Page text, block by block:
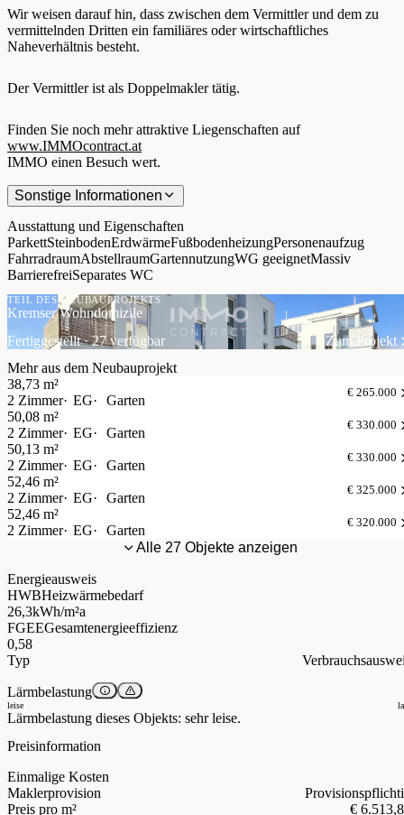
Wir weisen darauf hin, dass zwischen dem Vermittler und dem zu
vermittelnden Dritten ein familiäres oder wirtschaftliches
Naheverhältnis besteht.
Der Vermittler ist als Doppelmakler tätig.
Finden Sie noch mehr attraktive Liegenschaften auf
www.IMMOcontract.at
IMMO einen Besuch wert.
Sonstige Informationen
Ausstattung und Eigenschaften
ParkettSteinbodenErdwärmeFußbodenheizungPersonenaufzug
FahrradraumAbstellraumGartennutzungWG geeignetMassiv
BarrierefreiSeparates WC
TEIL DES NEUBAUPROJEKTS
Kremser Wohndomizile
Fertiggestellt · 27 verfügbar
Zum Projekt
Mehr aus dem Neubauprojekt
38,73 m²
2 Zimmer
EG Garten
€ 265.000
50,08 m²
2 Zimmer
EG Garten
€ 330.000
50,13 m²
2 Zimmer
EG Garten
€ 330.000
52,46 m²
2 Zimmer
EG Garten
€ 325.000
52,46 m²
2 Zimmer
EG Garten
€ 320.000
Alle 27 Objekte anzeigen
Energieausweis
HWBHeizwärmebedarf
26,3kWh/m²a
FGEEGesamtenergieeffizienz
0,58
Typ
Lärmbelastung
leise
Lärmbelastung dieses Objekts: sehr leise.
Preisinformation
Einmalige Kosten
Maklerprovision
Preis pro m²
€